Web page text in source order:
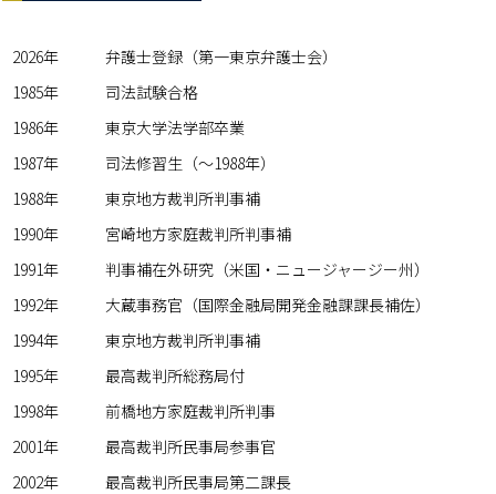
2026年
弁護士登録（第一東京弁護士会）
1985年
司法試験合格
1986年
東京大学法学部卒業
1987年
司法修習生（～1988年）
1988年
東京地方裁判所判事補
1990年
宮崎地方家庭裁判所判事補
1991年
判事補在外研究（米国・ニュージャージー州）
1992年
大蔵事務官（国際金融局開発金融課課長補佐）
1994年
東京地方裁判所判事補
1995年
最高裁判所総務局付
1998年
前橋地方家庭裁判所判事
2001年
最高裁判所民事局参事官
2002年
最高裁判所民事局第二課長